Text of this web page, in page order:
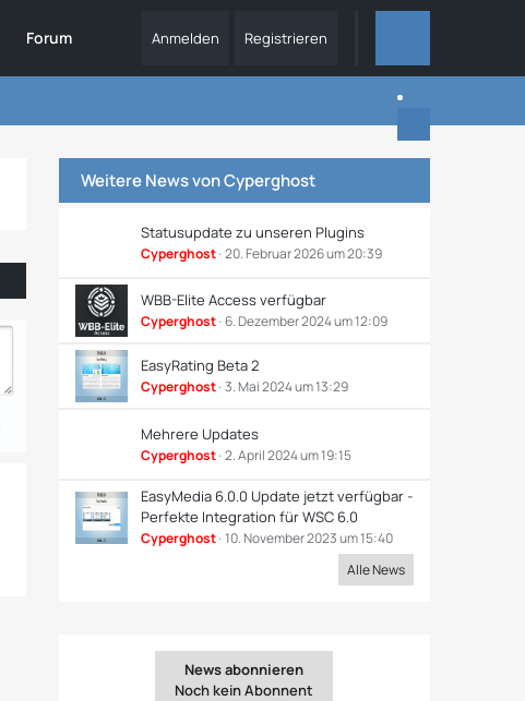
Forum Anmelden Registrieren
Weitere News vonCyperghost
Statusupdate zu unseren Plugins
Cyperghost 20. Februar 2026 um 20:39
WBB-Elite Access verfügbar
Cyperghost 6. Dezember 2024 um 12:09
EasyRating Beta 2
Cyperghost 3. Mai 2024 um 13:29
Mehrere Updates
Cyperghost 2. April 2024 um 19:15
EasyMedia 6.0.0 Update jetzt verfügbar -
Perfekte Integration für WSC 6.0
Cyperghost 10. November 2023 um 15:40
Alle News
News abonnieren
Noch kein Abonnent